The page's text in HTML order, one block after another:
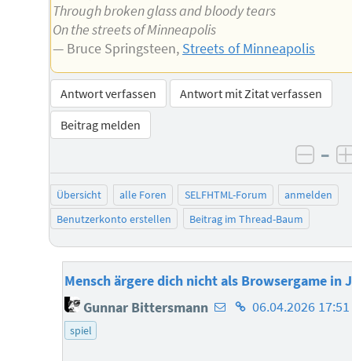
Through broken glass and bloody tears
On the streets of Minneapolis
— Bruce Springsteen, Streets of Minneapolis
Antwort verfassen
Antwort mit Zitat verfassen
Beitrag melden
–
Übersicht alle Foren SELFHTML-Forum
anmelden
Benutzerkonto erstellen
Beitrag im Thread-Baum
Mensch ärgere dich nicht als Browsergame in
Gunnar Bittersmann E-
Homepage
06.04.2026 17:51
spiel